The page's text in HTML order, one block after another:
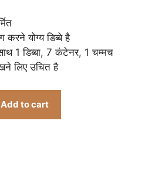
करने योग्य डिब्बे है
1 डिब्बा, 7 कंटेनर, 1 चम्मच
लिए उचित है
Add to cart